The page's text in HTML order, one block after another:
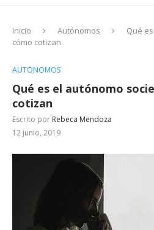
Inicio Autónomos
Qué
cómo cotizan
AUTÓNOMOS
Qué es el autónomo
cotizan
Escrito por Rebeca Mendoza
12 junio, 2019